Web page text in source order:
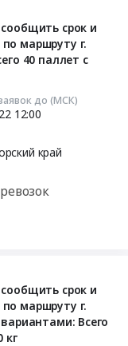
срок и
маршруту г.
40 паллет с
до (МСК)
12:00
край
срок и
маршруту г.
Всего
кг